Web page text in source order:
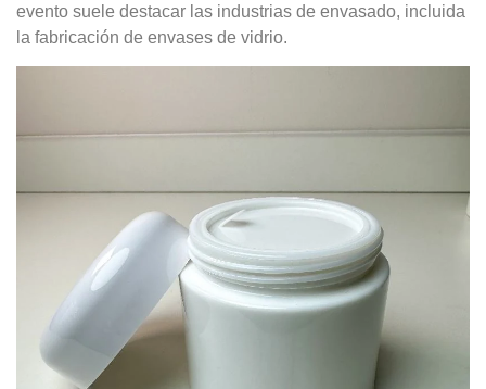
evento suele destacar las industrias de envasado, incluida
la fabricación de envases de vidrio.